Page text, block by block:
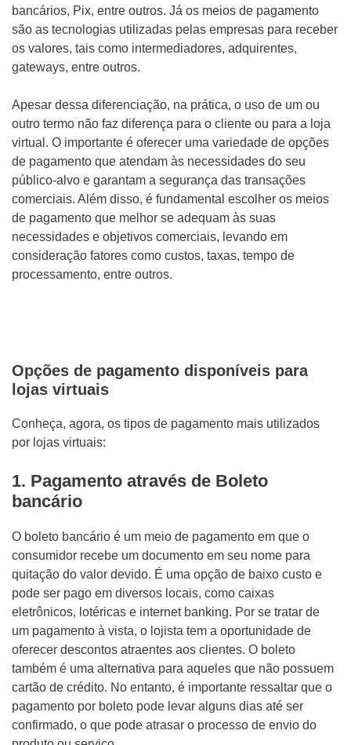
bancários, Pix, entre outros. Já os meios de pagamento
são as tecnologias utilizadas pelas empresas para receber
os valores, tais como intermediadores, adquirentes,
gateways, entre outros.
Apesar dessa diferenciação, na prática, o uso de um ou
outro termo não faz diferença para o cliente ou para a loja
virtual. O importante é oferecer uma variedade de opções
de pagamento que atendam às necessidades do seu
público-alvo e garantam a segurança das transações
comerciais. Além disso, é fundamental escolher os meios
de pagamento que melhor se adequam às suas
necessidades e objetivos comerciais, levando em
consideração fatores como custos, taxas, tempo de
processamento, entre outros.
Opções de pagamento disponíveis para
lojas virtuais
Conheça, agora, os tipos de pagamento mais utilizados
por lojas virtuais:
1. Pagamento através de Boleto
bancário
O boleto bancário é um meio de pagamento em que o
consumidor recebe um documento em seu nome para
quitação do valor devido. É uma opção de baixo custo e
pode ser pago em diversos locais, como caixas
eletrônicos, lotéricas e internet banking. Por se tratar de
um pagamento à vista, o lojista tem a oportunidade de
oferecer descontos atraentes aos clientes. O boleto
também é uma alternativa para aqueles que não possuem
cartão de crédito. No entanto, é importante ressaltar que o
pagamento por boleto pode levar alguns dias até ser
confirmado, o que pode atrasar o processo de envio do